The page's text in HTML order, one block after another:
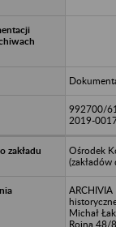
992700/
2019-
Ośrodek
ARCHIVIA
Michał
Rojna 48/